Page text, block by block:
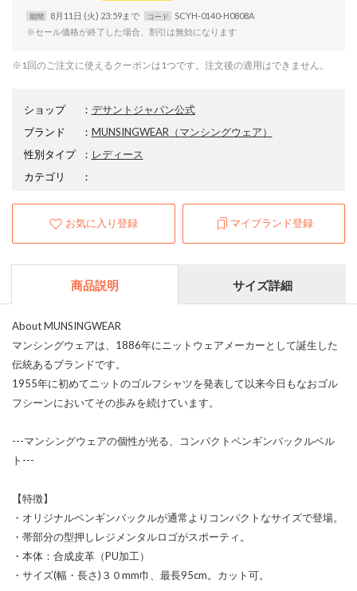
期間 8月11日 (火) 23:59まで コード
SCYH-0140-H0808A
※セール価格が終了した場合、割引は無効になります
※1回のご注文に使えるクーポンは1つです。注文後の適用はできません。
ショップ ： デサントジャパン公式
ブランド
： MUNSINGWEAR （マンシングウェア）
性別タイプ
： レディース
カテゴリ
：
お気に入り登録 マイブランド登録
商品説明 サイズ詳細
About MUNSINGWEAR
マンシングウェアは、1886年にニットウェアメーカーとして誕生した
伝統あるブランドです。
1955年に初めてニットのゴルフシャツを発表して以来今日もなおゴル
フシーンにおいてその歩みを続けています。
---マンシングウェアの個性が光る、コンパクトペンギンバックルベル
ト---
【特徴】
・オリジナルペンギンバックルが通常よりコンパクトなサイズで登場。
・帯部分の型押しレジメンタルロゴがスポーティ。
・本体：合成皮革（PU加工）
・サイズ(幅・長さ)３０mm巾、最長95cm。カット可。